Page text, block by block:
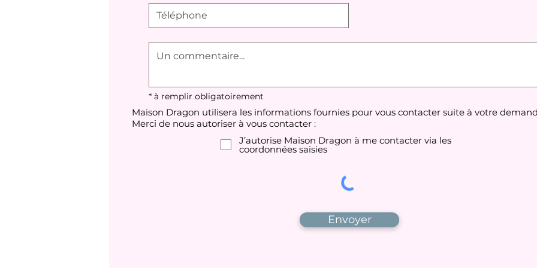
* à remplir obligatoirement
Maison Dragon utilisera les informations fournies pour vous contacter suite à votre
Merci de nous autoriser à vous contacter :
J’autorise Maison Dragon à me contacter via les
coordonnées saisies
Envoyer